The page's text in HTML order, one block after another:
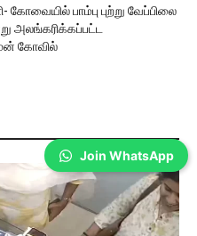
கோவையில் பாம்பு புற்று வேப்பிலை
அலங்கரிக்கப்பட்ட
கோவில்
Join WhatsApp